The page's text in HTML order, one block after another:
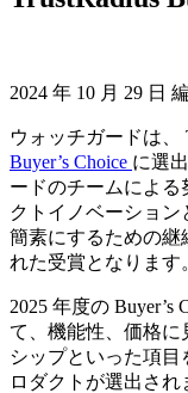
2024 年 10 月 29 日
ウォッチガードは、
Buyer’s Choice に選
ードのチームによ
クトイノベーショ
簡素にするための継
れた受賞となります
2025 年度の Buyer’s
て、機能性、価格に
シップといった項目
ロダクトが選出され